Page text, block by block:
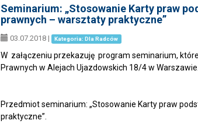
Seminarium: „Stosowanie Karty praw
prawnych – warsztaty praktyczne”
03.07.2018 | Kategoria: Dla Radców
W załączeniu przekazuję program seminarium,
Prawnych w Alejach Ujazdowskich 18/4 w Warszawie.
Przedmiot seminarium: „Stosowanie Karty praw
praktyczne”.